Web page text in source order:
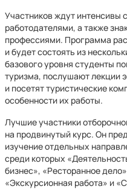
Участников ждут интенсивы
работодателями, а также
профессиями. Программа
и будет состоять из
базового уровня студенты
туризма, послушают лекции
и посетят туристические
особенности их работы.
Лучшие участники
на продвинутый курс. Он
изучение отдельных
среди которых
бизнес», «Ресторанное
«Экскурсионная работа» и